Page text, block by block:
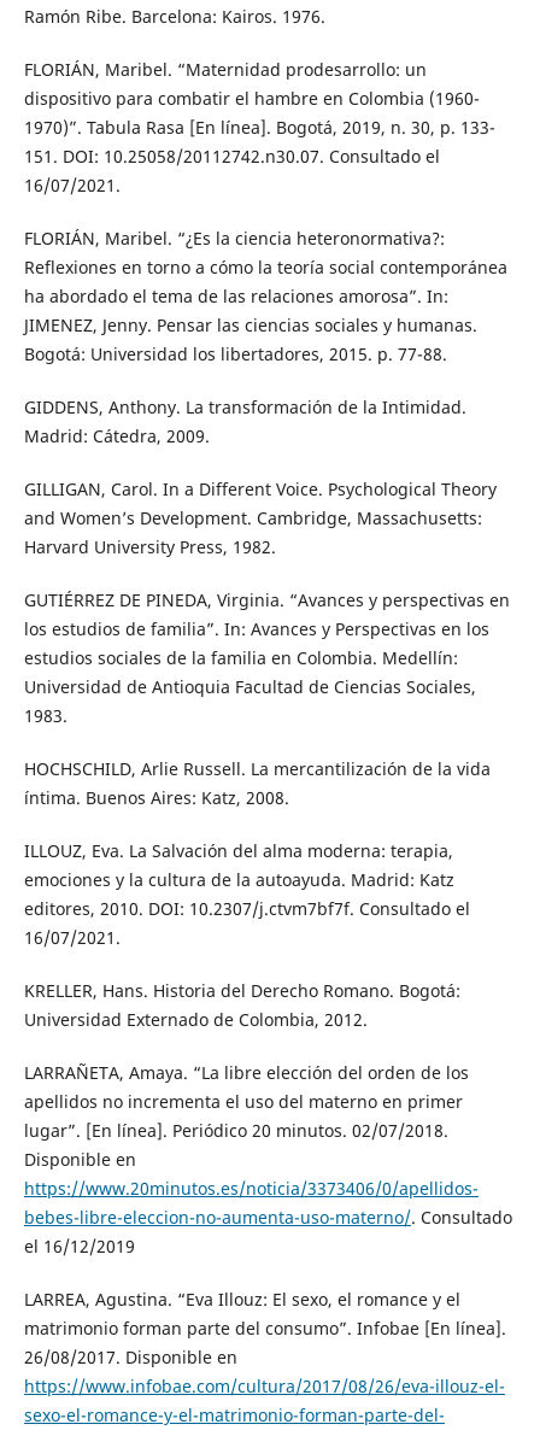
Ramón Ribe. Barcelona: Kairos. 1976.
FLORIÁN, Maribel. “Maternidad prodesarrollo: un
dispositivo para combatir el hambre en Colombia (1960-
1970)”. Tabula Rasa [En línea]. Bogotá, 2019, n. 30, p. 133-
151. DOI: 10.25058/20112742.n30.07. Consultado el
16/07/2021.
FLORIÁN, Maribel. “¿Es la ciencia heteronormativa?:
Reflexiones en torno a cómo la teoría social contemporánea
ha abordado el tema de las relaciones amorosa”. In:
JIMENEZ, Jenny. Pensar las ciencias sociales y humanas.
Bogotá: Universidad los libertadores, 2015. p. 77-88.
GIDDENS, Anthony. La transformación de la Intimidad.
Madrid: Cátedra, 2009.
GILLIGAN, Carol. In a Different Voice. Psychological Theory
and Women’s Development. Cambridge, Massachusetts:
Harvard University Press, 1982.
GUTIÉRREZ DE PINEDA, Virginia. “Avances y perspectivas en
los estudios de familia”. In: Avances y Perspectivas en los
estudios sociales de la familia en Colombia. Medellín:
Universidad de Antioquia Facultad de Ciencias Sociales,
1983.
HOCHSCHILD, Arlie Russell. La mercantilización de la vida
íntima. Buenos Aires: Katz, 2008.
ILLOUZ, Eva. La Salvación del alma moderna: terapia,
emociones y la cultura de la autoayuda. Madrid: Katz
editores, 2010. DOI: 10.2307/j.ctvm7bf7f. Consultado el
16/07/2021.
KRELLER, Hans. Historia del Derecho Romano. Bogotá:
Universidad Externado de Colombia, 2012.
LARRAÑETA, Amaya. “La libre elección del orden de los
apellidos no incrementa el uso del materno en primer
lugar”. [En línea]. Periódico 20 minutos. 02/07/2018.
Disponible en
https://www.20minutos.es/noticia/3373406/0/apellidos-
bebes-libre-eleccion-no-aumenta-uso-materno/. Consultado
el 16/12/2019
LARREA, Agustina. “Eva Illouz: El sexo, el romance y el
matrimonio forman parte del consumo”. Infobae [En línea].
26/08/2017. Disponible en
https://www.infobae.com/cultura/2017/08/26/eva-illouz-el-
sexo-el-romance-y-el-matrimonio-forman-parte-del-